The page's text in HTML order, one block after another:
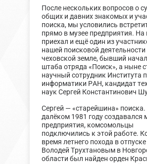
После нескольких вопросов о
общих и давних знакомых и
поиска, мы условились
прямо в музее предприятия. На
приехал и ещё один из
нашей поисковой деятельности
чеховской земле, бывший
штаба отряда «Поиск», а ныне
научный сотрудник Института
информатики РАН, кандидат
наук Сергей Константинович
Сергей — «старейшина» поиска.
далёком 1981 году создавался
предприятия, комсомольцы
подключились к этой работе.
время летнего похода в
Володей Трухтановым в
области был найден орден